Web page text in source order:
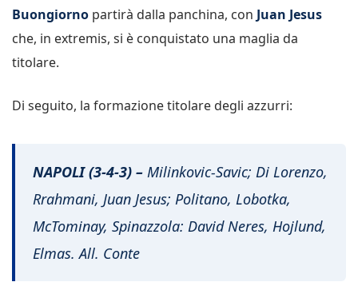
Buongiorno partirà dalla panchina, con Juan Jesus
che, in extremis, si è conquistato una maglia da
titolare.
Di seguito, la formazione titolare degli azzurri:
NAPOLI (3-4-3) – Milinkovic-Savic; Di Lorenzo,
Rrahmani, Juan Jesus; Politano, Lobotka,
McTominay, Spinazzola: David Neres, Hojlund,
Elmas. All. Conte